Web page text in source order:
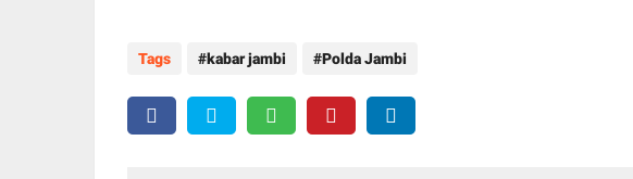
Tags kabar jambi Polda Jambi